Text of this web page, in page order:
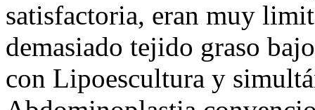
satisfactoria, eran muy
demasiado tejido graso
con Lipoescultura y